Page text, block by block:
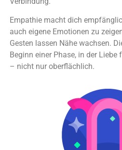
Empathie macht dich
auch eigene Emotionen zu
Gesten lassen Nähe wachsen.
Beginn einer Phase, in der
– nicht nur oberflächlich.